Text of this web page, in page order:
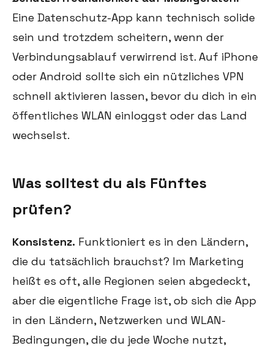
Eine Datenschutz-App kann technisch solide
sein und trotzdem scheitern, wenn der
Verbindungsablauf verwirrend ist. Auf iPhone
oder Android sollte sich ein nützliches VPN
schnell aktivieren lassen, bevor du dich in ein
öffentliches WLAN einloggst oder das Land
wechselst.
Was solltest du als Fünftes
prüfen?
Konsistenz. Funktioniert es in den Ländern,
die du tatsächlich brauchst? Im Marketing
heißt es oft, alle Regionen seien abgedeckt,
aber die eigentliche Frage ist, ob sich die App
in den Ländern, Netzwerken und WLAN-
Bedingungen, die du jede Woche nutzt,